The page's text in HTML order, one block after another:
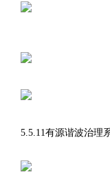
5.5.11有源谐波治理